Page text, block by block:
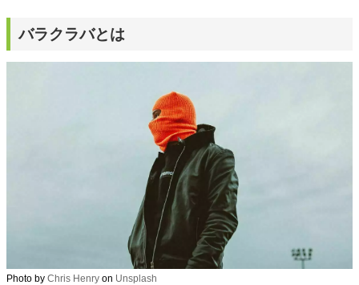
バラクラバとは
Photo by Chris Henry on Unsplash